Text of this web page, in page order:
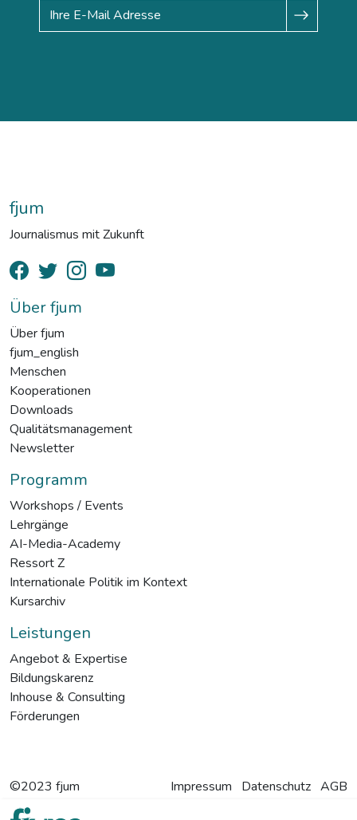
fjum
Journalismus mit Zukunft
Über fjum
Über fjum
fjum_english
Menschen
Kooperationen
Downloads
Qualitätsmanagement
Newsletter
Programm
Workshops / Events
Lehrgänge
AI-Media-Academy
Ressort Z
Internationale Politik im Kontext
Kursarchiv
Leistungen
Angebot & Expertise
Bildungskarenz
Inhouse & Consulting
Förderungen
Impressum Datenschutz AGB
©2023 fjum